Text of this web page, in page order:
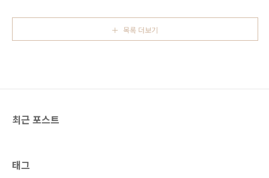
공모전·전시 운영의 공정성과 전문성을 높이기 위해 조
직위원회의 심의·검토 체계를 강화했다. 디지털아트와
AI 창작 환경이 빠르게 변화하면서 공모전
목록 더보기
최근 포스트
태그